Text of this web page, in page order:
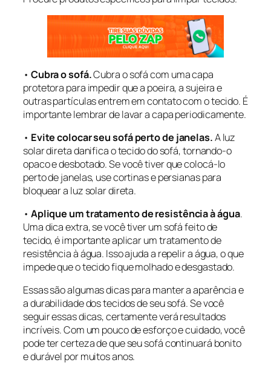
• Cubra o sofá.Cubra o sofá com uma capa
protetora para impedir que a poeira, a sujeira e
outras partículas entrem em contato com o tecido. É
importante lembrar de lavar a capa periodicamente.
• Evite colocar seu sofá perto de janelas.A luz
solar direta danifica o tecido do sofá, tornando-o
opaco e desbotado. Se você tiver que colocá-lo
perto de janelas, use cortinas e persianas para
bloquear a luz solar direta.
• Aplique um tratamento de resistência à água.
Uma dica extra, se você tiver um sofá feito de
tecido, é importante aplicar um tratamento de
resistência à água. Isso ajuda a repelir a água, o que
impede que o tecido fique molhado e desgastado.
Essas são algumas dicas para manter a aparência e
a durabilidade dos tecidos de seu sofá. Se você
seguir essas dicas, certamente verá resultados
incríveis. Com um pouco de esforço e cuidado, você
pode ter certeza de que seu sofá continuará bonito
e durável por muitos anos.